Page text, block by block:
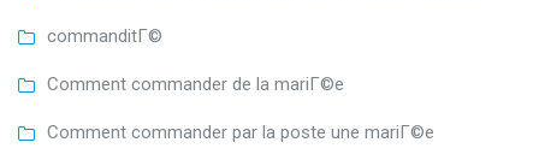
commanditГ©
Comment commander de la mariГ©e
Comment commander par la poste une mariГ©e